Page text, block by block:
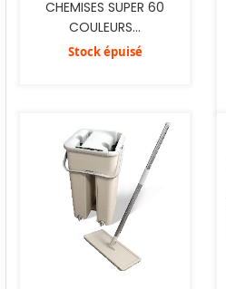
CHEMISES SUPER 60
COULEURS...
Stock épuisé